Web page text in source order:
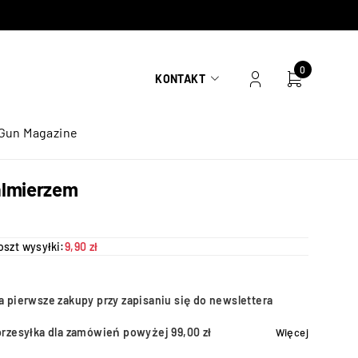
KONTAKT
0
Magazine
wysyłki:9,90 zł
pierwsze zakupy przy zapisaniu się do newslettera
dla zamówień powyżej 99,00 zł Więcej